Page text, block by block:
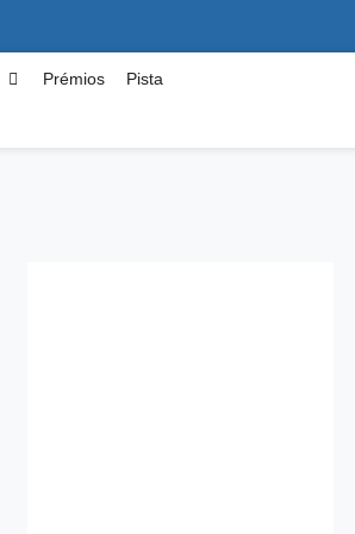
Prémios Pista